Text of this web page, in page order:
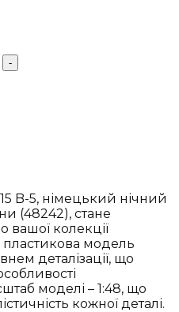
-
B-5, німецький нічний
(48242), стане
колекції
модель
деталізації, що
моделі – 1:48, що
кожної деталі.